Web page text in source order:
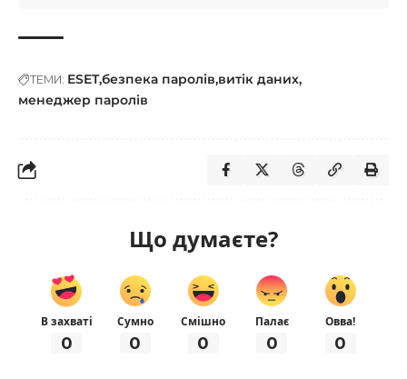
ТЕМИ: ESETбезпека паролів витік даних
менеджер паролів
Що думаєте?
В захваті
0
Сумно
0
Смішно
0
Палає
0
Овва!
0